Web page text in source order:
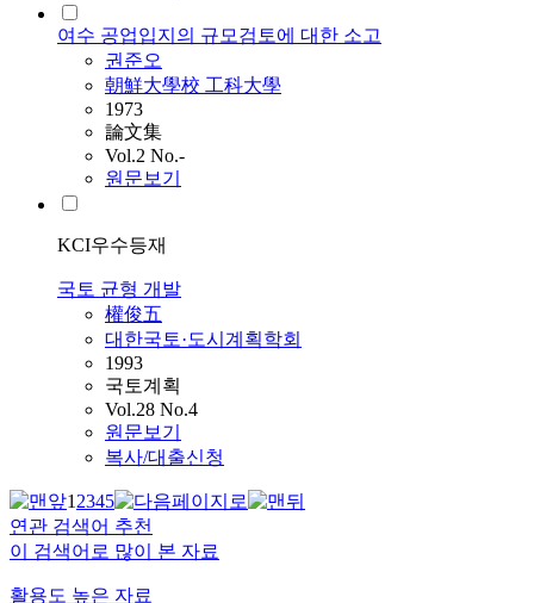
여수 공업입지의 규모검토에 대한 소고
권준오
朝鮮大學校 工科大學
1973
論文集
Vol.2 No.-
원문보기
KCI우수등재
국토 균형 개발
權俊五
대한국토·도시계획학회
1993
국토계획
Vol.28 No.4
원문보기
복사/대출신청
12345
연관 검색어 추천
이 검색어로 많이 본 자료
활용도 높은 자료